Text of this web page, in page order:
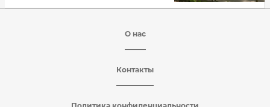
О нас
Контакты